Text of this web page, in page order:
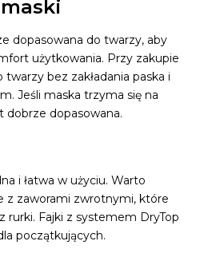
dopasowana do twarzy, aby
użytkowania. Przy zakupie
bez zakładania paska i
Jeśli maska trzyma się na
dobrze dopasowana.
i łatwa w użyciu. Warto
z zaworami zwrotnymi, które
rurki. Fajki z systemem DryTop
początkujących.